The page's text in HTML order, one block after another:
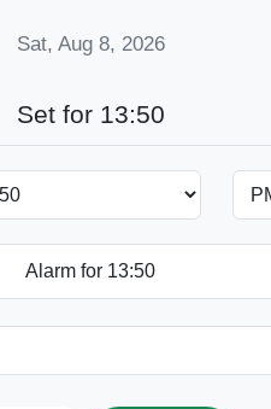
Sat, Aug 8, 2026
Set for 13:50